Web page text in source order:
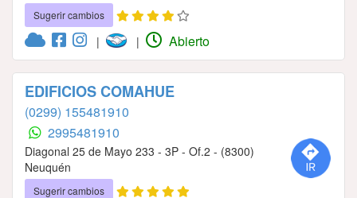
Sugerir cambios
| | Abierto
EDIFICIOS COMAHUE
(0299) 155481910
2995481910
Diagonal 25 de Mayo 233 - 3P - Of.2 - (8300)
Neuquén
Sugerir cambios